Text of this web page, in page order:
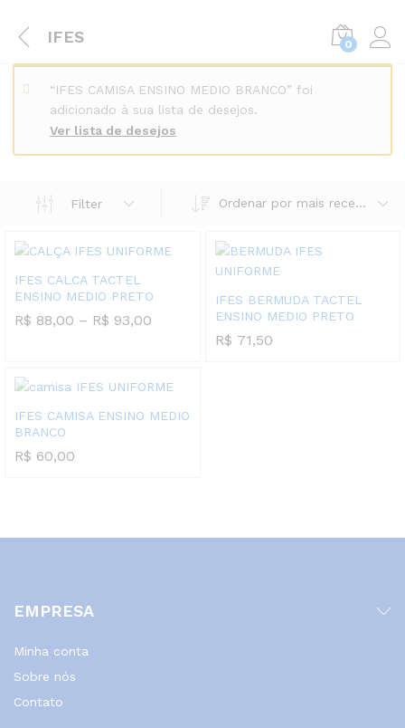
IFES 0
Ver lista de desejos
“IFES CAMISA ENSINO MEDIO BRANCO” foi
adicionado à sua lista de desejos.
Filter Ordenar por mais recente
IFES CALCA TACTEL
ENSINO MEDIO PRETO
R$ 88,00 – R$ 93,00
R$ 93,00
IFES BERMUDA TACTEL
ENSINO MEDIO PRETO
R$ 71,50
IFES CAMISA ENSINO MEDIO
BRANCO
R$ 60,00
EMPRESA
Minha conta
Sobre nós
Contato